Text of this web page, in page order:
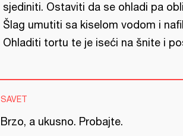
sjediniti. Ostaviti da se ohladi pa
Šlag umutiti sa kiselom vodom i
Ohladiti tortu te je iseći na šnite i
SAVET
Brzo, a ukusno. Probajte.